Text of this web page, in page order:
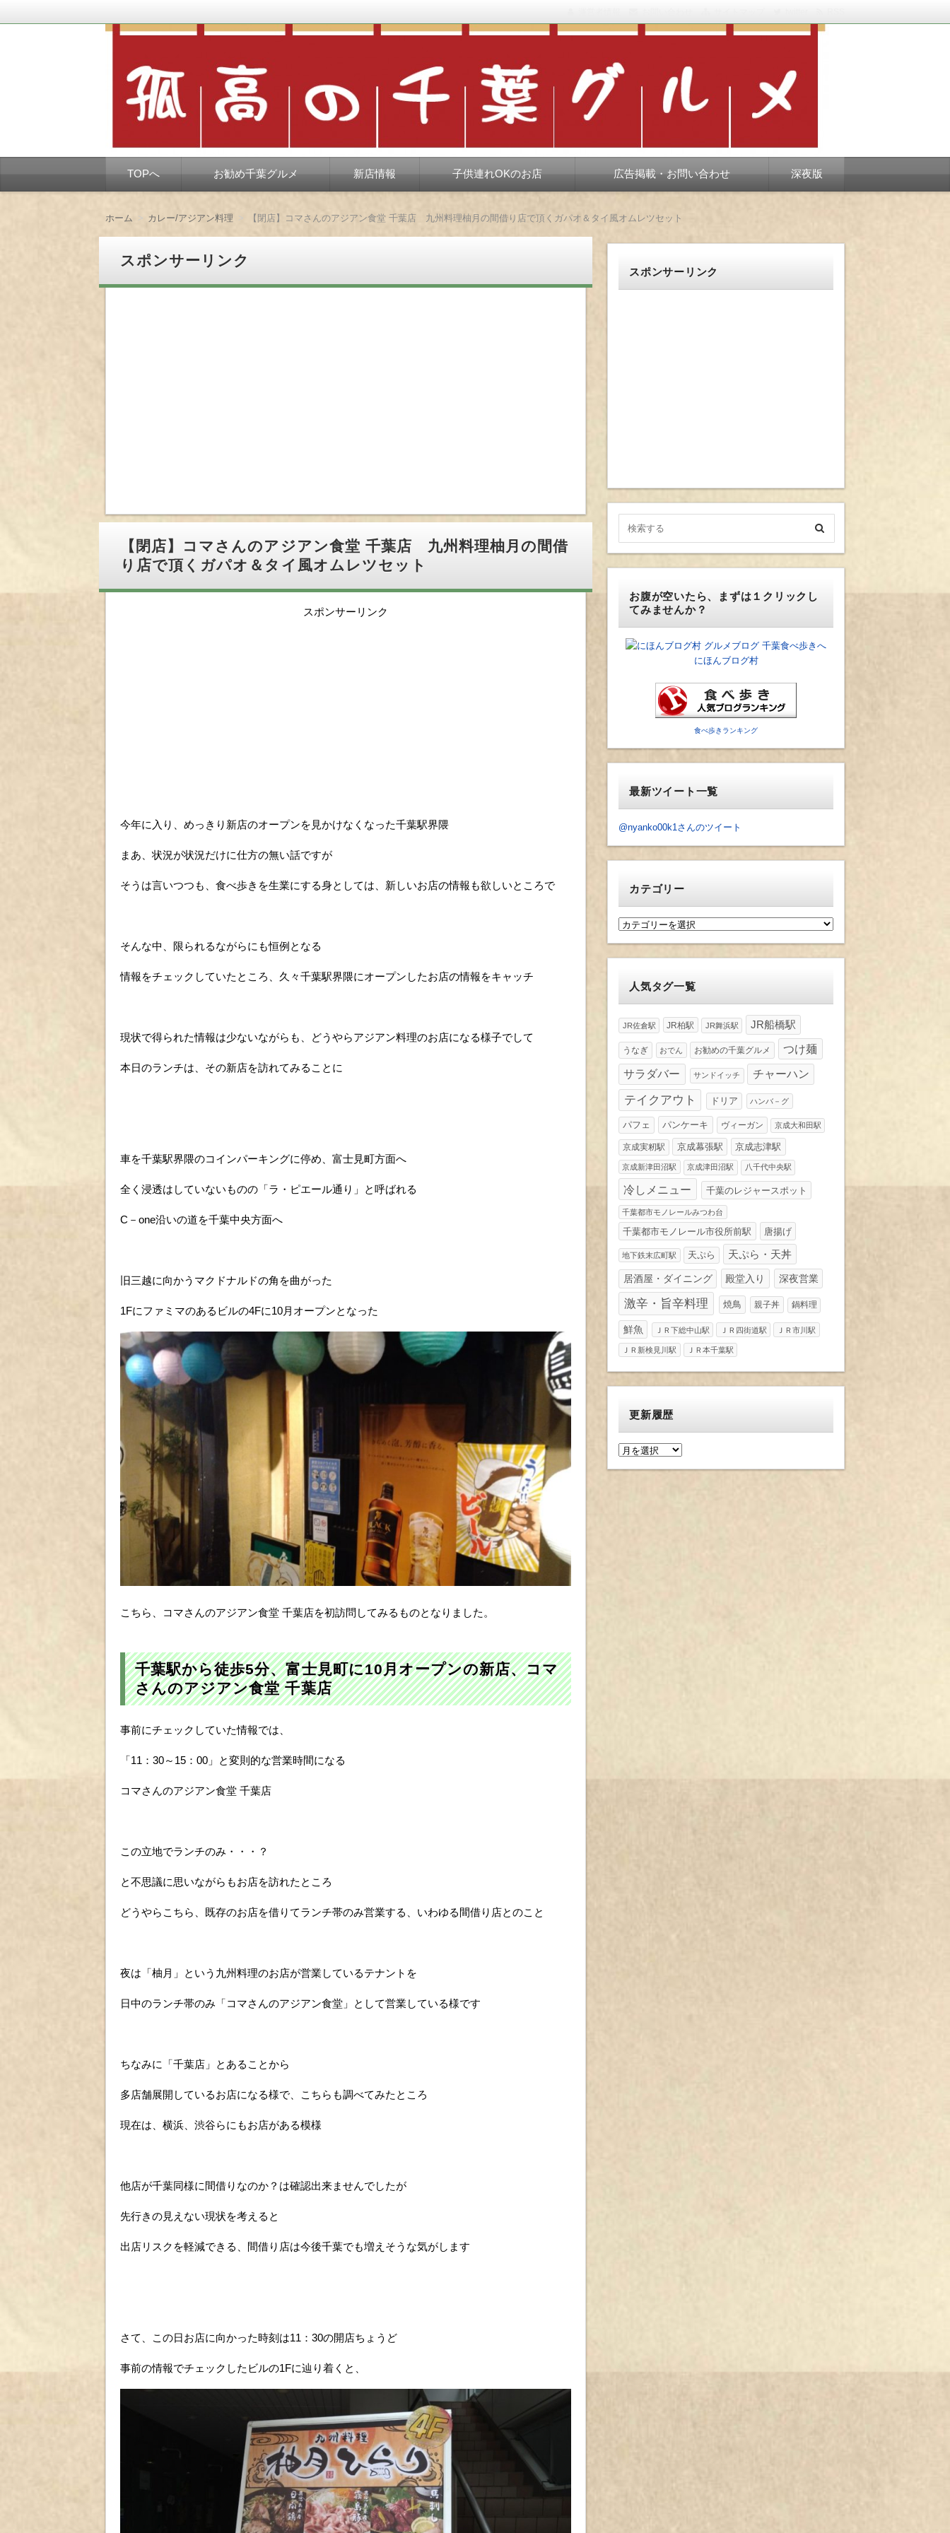
孤高の千葉グルメ
千葉市を中心とした、孤独なようで孤独でもない、ちょっと孤高な食べ歩き。だいたい当たりますが、時々派手にスベります。
TOPへ お勧め千葉グルメ 新店情報 子供連れOKのお店 広告掲載・お問い合わせ 深夜版
ホーム カレー/アジアン料理 【閉店】コマさんのアジアン食堂 千葉店 九州料理柚月の間借り店で頂くガパオ＆タイ風オムレツセット
スポンサーリンク
【閉店】コマさんのアジアン食堂 千葉店 九州料理柚月の間借
り店で頂くガパオ＆タイ風オムレツセット
スポンサーリンク
今年に入り、めっきり新店のオープンを見かけなくなった千葉駅界隈
まあ、状況が状況だけに仕方の無い話ですが
そうは言いつつも、食べ歩きを生業にする身としては、新しいお店の情報も欲しいところで
そんな中、限られるながらにも恒例となる
情報をチェックしていたところ、久々千葉駅界隈にオープンしたお店の情報をキャッチ
現状で得られた情報は少ないながらも、どうやらアジアン料理のお店になる様子でして
本日のランチは、その新店を訪れてみることに
車を千葉駅界隈のコインパーキングに停め、富士見町方面へ
全く浸透はしていないものの「ラ・ピエール通り」と呼ばれる
C－one沿いの道を千葉中央方面へ
旧三越に向かうマクドナルドの角を曲がった
1Fにファミマのあるビルの4Fに10月オープンとなった
こちら、コマさんのアジアン食堂 千葉店を初訪問してみるものとなりました。
千葉駅から徒歩5分、富士見町に10月オープンの新店、コマ
さんのアジアン食堂 千葉店
事前にチェックしていた情報では、
「11：30～15：00」と変則的な営業時間になる
コマさんのアジアン食堂 千葉店
この立地でランチのみ・・・？
と不思議に思いながらもお店を訪れたところ
どうやらこちら、既存のお店を借りてランチ帯のみ営業する、いわゆる間借り店とのこと
夜は「柚月」という九州料理のお店が営業しているテナントを
日中のランチ帯のみ「コマさんのアジアン食堂」として営業している様です
ちなみに「千葉店」とあることから
多店舗展開しているお店になる様で、こちらも調べてみたところ
現在は、横浜、渋谷らにもお店がある模様
他店が千葉同様に間借りなのか？は確認出来ませんでしたが
先行きの見えない現状を考えると
出店リスクを軽減できる、間借り店は今後千葉でも増えそうな気がします
さて、この日お店に向かった時刻は11：30の開店ちょうど
事前の情報でチェックしたビルの1Fに辿り着くと、
スポンサーリンク
お腹が空いたら、まずは１クリックし
てみませんか？
にほんブログ村
食べ歩きランキング
最新ツイート一覧
@nyanko00k1さんのツイート
カテゴリー
カ
人気タグ一覧
JR佐倉駅 JR柏駅 JR舞浜駅 JR船橋駅
うなぎ おでん お勧めの千葉グルメ つけ麺
サラダバー サンドイッチ チャーハン
テイクアウト ドリア ハンバ－グ
パフェ パンケーキ ヴィーガン 京成大和田駅
京成実籾駅 京成幕張駅 京成志津駅
京成新津田沼駅 京成津田沼駅 八千代中央駅
冷しメニュー 千葉のレジャースポット
千葉都市モノレールみつわ台
千葉都市モノレール市役所前駅 唐揚げ
地下鉄末広町駅 天ぷら 天ぷら・天丼
居酒屋・ダイニング 殿堂入り 深夜営業
激辛・旨辛料理 焼鳥 親子丼 鍋料理
鮮魚 ＪＲ下総中山駅 ＪＲ四街道駅 ＪＲ市川駅
ＪＲ新検見川駅 ＪＲ本千葉駅
更新履歴
更